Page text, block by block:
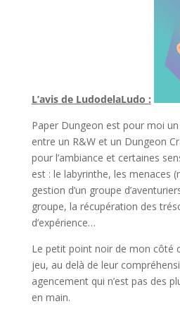
L’avis de LudodelaLudo :
Paper Dungeon est pour moi
entre un R&W et un Dungeon
pour l’ambiance et certaines
est : le labyrinthe, les menaces
gestion d’un groupe
groupe, la récupération des
d’expérience…
Le petit point noir de mon côté
jeu, au delà de leur
agencement qui n’est pas des
en main.